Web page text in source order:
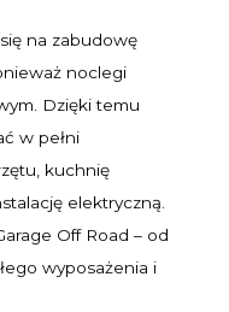
na zabudowę
noclegi
Dzięki temu
w pełni
kuchnię
elektryczną.
Off Road – od
wyposażenia i